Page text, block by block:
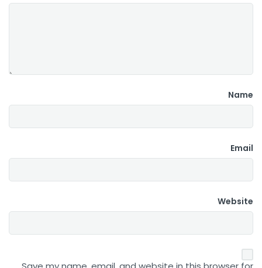
Name
Email
Website